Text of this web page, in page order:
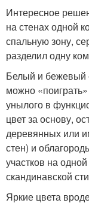
Интересное
на стенах одной
спальную зону,
разделил одну
Белый и бежевый
можно
унылого в
цвет за основу,
деревянных или
стен) и
участков на
скандинавской
Яркие цвета